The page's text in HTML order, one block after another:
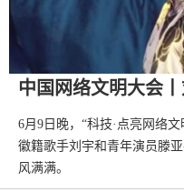
中国网络文明大会
6月9日晚，“科技·点亮网络
徽籍歌手刘宇和青年演员滕
风满满。